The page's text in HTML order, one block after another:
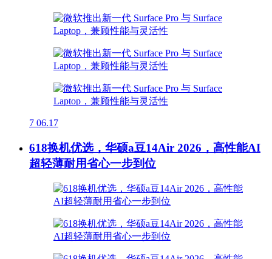
7 06.17
618换机优选，华硕a豆14Air 2026，高性能AI
超轻薄耐用省心一步到位